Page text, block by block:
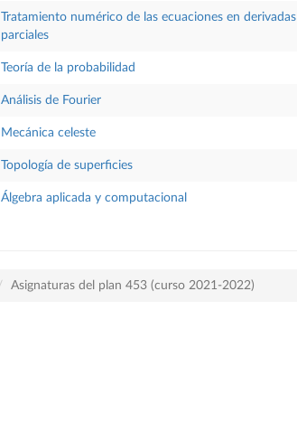
Tratamiento numérico de las ecuaciones en derivadas
parciales
Teoría de la probabilidad
Análisis de Fourier
Mecánica celeste
Topología de superficies
Álgebra aplicada y computacional
Asignaturas del plan 453 (curso 2021-2022)